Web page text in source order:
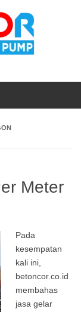
Meter
Pada
kesempatan
kali ini,
betoncor.co.id
membahas
jasa gelar